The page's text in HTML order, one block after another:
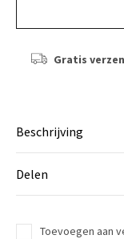
Gratis
Beschrijving
Delen
Toevoegen aan